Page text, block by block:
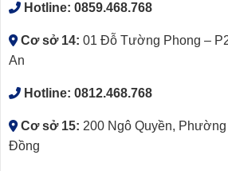
Hotline: 0859.468.768
Cơ sở 14: 01 Đỗ Tường Phong –
An
Hotline: 0812.468.768
Cơ sở 15: 200 Ngô Quyền,
Đồng